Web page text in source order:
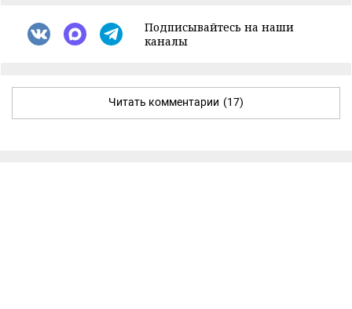
Подписывайтесь на наши
каналы
Читать комментарии (17)